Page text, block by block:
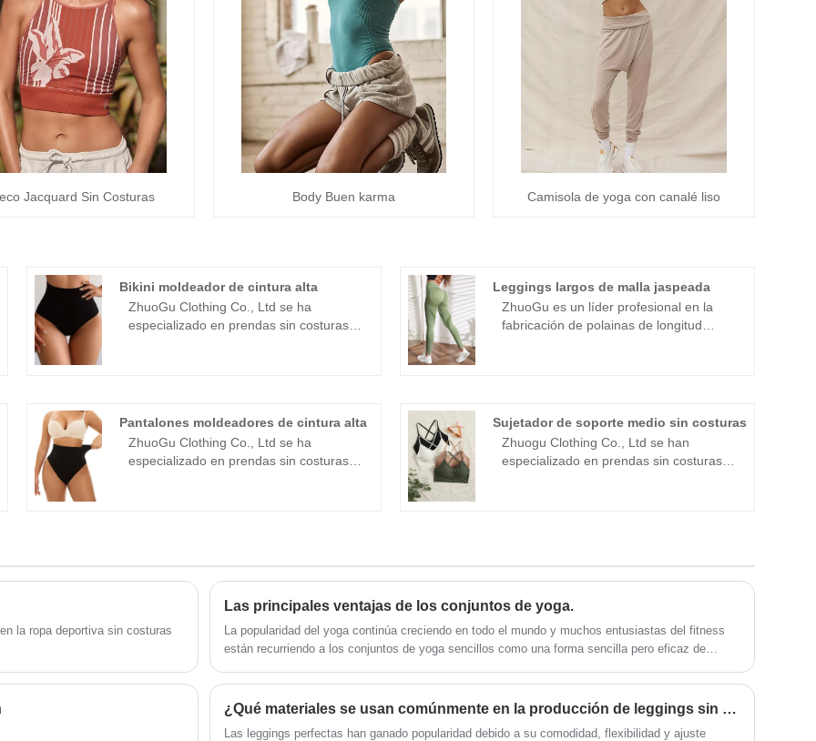
Jacquard Sin Costuras Body Buen karma Camisola de yoga con canalé liso
Bikini moldeador de cintura alta
ZhuoGu Clothing Co., Ltd se ha
especializado en prendas sin costuras
cumpliremos con el propósito de
gestión científica. , fuerte fuerza técnica,
continuará profundizando la reforma, el
comerciales.
Leggings largos de malla jaspeada
ZhuoGu es un líder profesional en la
fabricación de polainas de longitud
científica, fuerte fuerza técnica,
continuaremos profundizando la
reforma, el mecanismo de innovación,
adaptándonos al mercado, desarrollo
costuras durante muchos años.
Pantalones moldeadores de cintura alta
ZhuoGu Clothing Co., Ltd se ha
especializado en prendas sin costuras
de "calidad, credibilidad", con métodos
de gestión científica. , fuerte fuerza
técnica, continuará profundizando la
reforma, el mecanismo de innovación,
adaptándose al mercado, desarrollo
integral, bienvenidos amigos de todos
visitar, orientación y negociaciones
Sujetador de soporte medio sin costuras
Zhuogu Clothing Co., Ltd se han
especializado en prendas sin costuras
la ropa deportiva sin costuras
Las principales ventajas de los conjuntos de yoga.
La popularidad del yoga continúa creciendo en todo el mundo y muchos entusiastas del fitness
están recurriendo a los conjuntos de yoga sencillos como una forma sencilla pero eficaz de
beneficios a practicantes de todos los niveles, desde principiantes hasta yoguis avanzados.
¿Qué materiales se usan comúnmente en la producción de leggings sin costuras?
Las leggings perfectas han ganado popularidad debido a su comodidad, flexibilidad y ajuste